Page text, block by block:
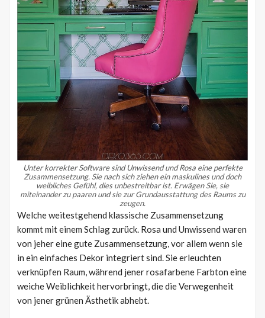
Unter korrekter Software sind Unwissend und Rosa eine perfekte
Zusammensetzung. Sie nach sich ziehen ein maskulines und doch
weibliches Gefühl, dies unbestreitbar ist. Erwägen Sie, sie
miteinander zu paaren und sie zur Grundausstattung des Raums zu
zeugen.
Welche weitestgehend klassische Zusammensetzung
kommt mit einem Schlag zurück. Rosa und Unwissend waren
von jeher eine gute Zusammensetzung, vor allem wenn sie
in ein einfaches Dekor integriert sind. Sie erleuchten
verknüpfen Raum, während jener rosafarbene Farbton eine
weiche Weiblichkeit hervorbringt, die die Verwegenheit
von jener grünen Ästhetik abhebt.